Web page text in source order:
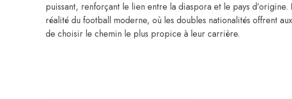
puissant, renforçant le lien entre la diaspora et le pays d’origine.
réalité du football moderne, où les doubles nationalités offrent
de choisir le chemin le plus propice à leur carrière.